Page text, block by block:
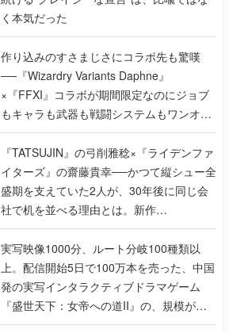
く本気だった
作り込みのすさまじさにコラボ先も驚嘆
──『Wizardry Variants Daphne』
×『FFXI』コラボが期間限定なのにジョブ
もキャラも武器も戦闘システムもワンオフ
で作り込まれた理由を両ディレクターに聞
く
『TATSUJIN』の弓削雅稔×『ライデンファ
イターズ』の齋藤貴幸──かつて縦シュー全
盛期を支えていた2人が、30年後に同じ会
社で机を並べる理由とは。新作
『TATSUJIN EXTREME』で初タッグを組
んだレジェンド2人に訊く開発秘話
実写映像1000分、ルート分岐100種類以
上。配信開始5日で100万本を売った、中国
発の実写インタラクティブドラマゲーム
『盛世天下：女帝への道II』の、規模が違
うこだわりをプロデューサーに聞いた